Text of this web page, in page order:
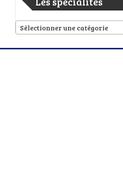
Sélectionner une catégorie